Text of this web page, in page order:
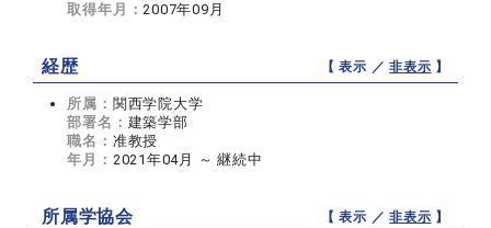
取得年月：2007年09月
経歴 【 表示 ／非表示 】
所属： 関西学院大学
部署名： 建築学部
職名： 准教授
年月： 2021年04月 ～ 継続中
所属学協会 【 表示 ／非表示 】